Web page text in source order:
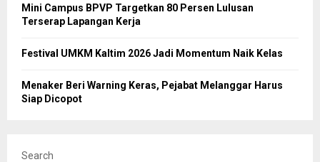
Mini Campus BPVP Targetkan 80 Persen Lulusan
Terserap Lapangan Kerja
Festival UMKM Kaltim 2026 Jadi Momentum Naik Kelas
Menaker Beri Warning Keras, Pejabat Melanggar Harus
Siap Dicopot
Search